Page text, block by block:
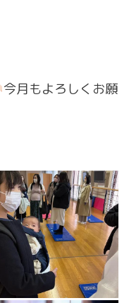
今月もよろしくお願